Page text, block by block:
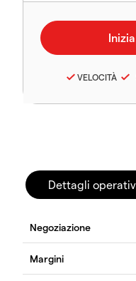
VELOCITÀ
Dettagli